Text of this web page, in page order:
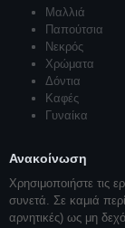
Μαλλιά
Παπούτσια
Νεκρός
Χρώματα
Δόντια
Καφές
Γυναίκα
Ανακοίνωση
Χρησιμοποιήστε τις
συνετά. Σε καμιά
αρνητικές) ως μη